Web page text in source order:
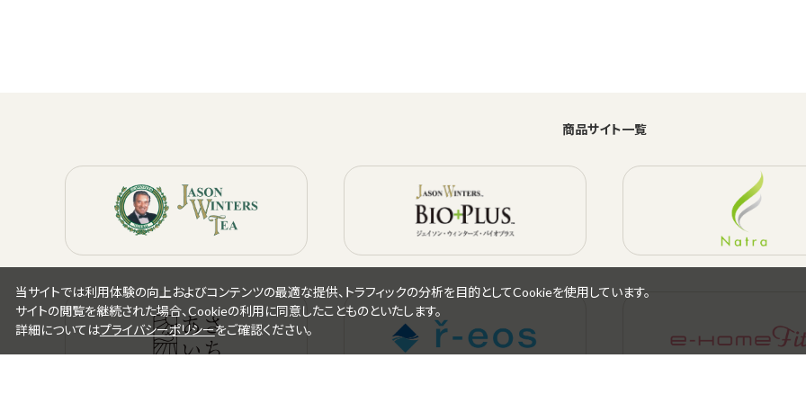
商品サイト一覧
当サイトでは利用体験の向上およびコンテンツの最適な提供、トラフィックの分析を目的としてCookieを使用しています。
サイトの閲覧を継続された場合、Cookieの利用に同意したことものといたします。
詳細についてはプライバシーポリシーをご確認ください。